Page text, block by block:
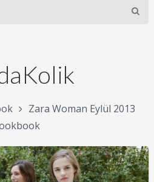
Zara Woman Eylül 2013